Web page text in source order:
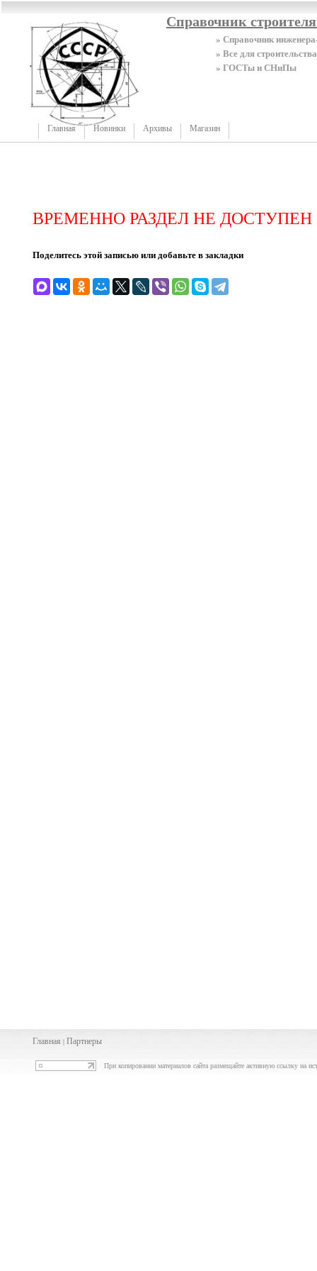
Справочник
» Справочник
» Все для строительства
» ГОСТы и СНиПы
Главная Новинки Архивы Магазин
ВРЕМЕННО РАЗДЕЛ НЕ ДОСТУПЕН
Поделитесь этой записью или добавьте в закладки
Главная |Партнеры
При копировании материалов сайта размещайте активную ссылку на